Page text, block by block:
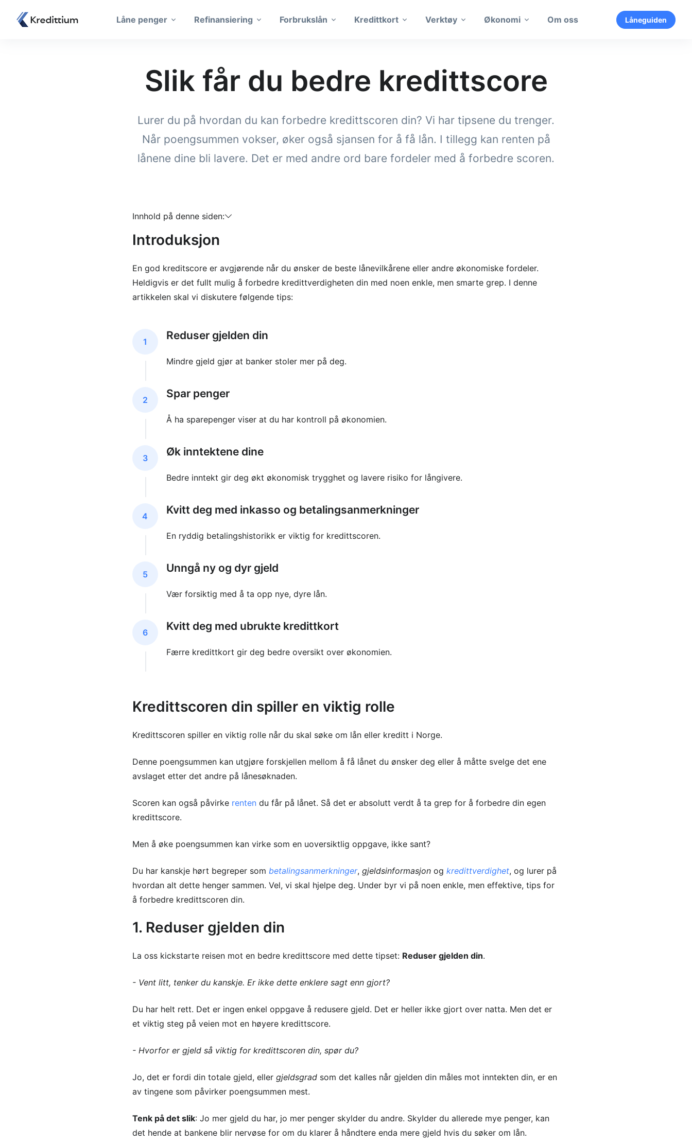
Låne penger Refinansiering Forbrukslån Kredittkort Verktøy Økonomi Om oss Låneguiden
Slik får du bedre kredittscore
Lurer du på hvordan du kan forbedre kredittscoren din? Vi har tipsene du trenger.
Når poengsummen vokser, øker også sjansen for å få lån. I tillegg kan renten på
lånene dine bli lavere. Det er med andre ord bare fordeler med å forbedre scoren.
Innhold på denne siden:
Introduksjon
En god kreditscore er avgjørende når du ønsker de beste lånevilkårene eller andre økonomiske fordeler.
Heldigvis er det fullt mulig å forbedre kredittverdigheten din med noen enkle, men smarte grep. I denne
artikkelen skal vi diskutere følgende tips:
1 Reduser gjelden din
Mindre gjeld gjør at banker stoler mer på deg.
2 Spar penger
Å ha sparepenger viser at du har kontroll på økonomien.
3 Øk inntektene dine
Bedre inntekt gir deg økt økonomisk trygghet og lavere risiko for långivere.
4 Kvitt deg med inkasso og betalingsanmerkninger
En ryddig betalingshistorikk er viktig for kredittscoren.
5 Unngå ny og dyr gjeld
Vær forsiktig med å ta opp nye, dyre lån.
6 Kvitt deg med ubrukte kredittkort
Færre kredittkort gir deg bedre oversikt over økonomien.
Kredittscoren din spiller en viktig rolle
Kredittscoren spiller en viktig rolle når du skal søke om lån eller kreditt i Norge.
Denne poengsummen kan utgjøre forskjellen mellom å få lånet du ønsker deg eller å måtte svelge det ene
avslaget etter det andre på lånesøknaden.
Scoren kan også påvirke rentendu får på lånet. Så det er absolutt verdt å ta grep for å forbedre din egen
kredittscore.
Men å øke poengsummen kan virke som en uoversiktlig oppgave, ikke sant?
Du har kanskje hørt begreper som betalingsanmerkninger, gjeldsinformasjonog kredittverdighet, og lurer på
hvordan alt dette henger sammen. Vel, vi skal hjelpe deg. Under byr vi på noen enkle, men effektive, tips for
å forbedre kredittscoren din.
1. Reduser gjelden din
La oss kickstarte reisen mot en bedre kredittscore med dette tipset: Reduser gjelden din.
- Vent litt, tenker du kanskje. Er ikke dette enklere sagt enn gjort?
Du har helt rett. Det er ingen enkel oppgave å redusere gjeld. Det er heller ikke gjort over natta. Men det er
et viktig steg på veien mot en høyere kredittscore.
- Hvorfor er gjeld så viktig for kredittscoren din, spør du?
Jo, det er fordi din totale gjeld, eller gjeldsgradsom det kalles når gjelden din måles mot inntekten din, er en
av tingene som påvirker poengsummen mest.
Tenk på det slik: Jo mer gjeld du har, jo mer penger skylder du andre. Skylder du allerede mye penger, kan
det hende at bankene blir nervøse for om du klarer å håndtere enda mere gjeld hvis du søker om lån.